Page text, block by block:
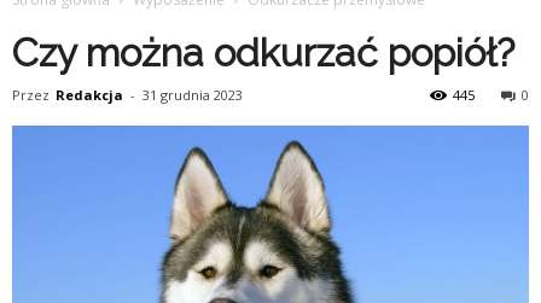
Czy można odkurzać popiół?
Przez Redakcja - 31 grudnia 2023 0
445